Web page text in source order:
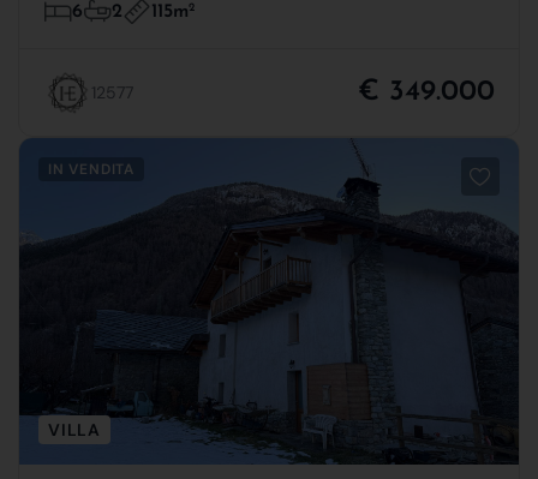
6 2 115m2
12577 € 349.000
IN VENDITA
VILLA